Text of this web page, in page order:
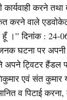
करने
करने वाले
।” दिनांक : 24-
घटना पर अपनी
ने अपने ट्विटर हैंडल
एवं संत कुमार
व पिटाई